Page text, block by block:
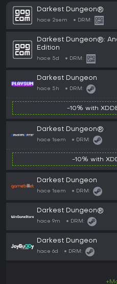
Darkest Dungeon®
hace 2sem DRM:
Darkest Dungeon®:
Edition
hace 5d DRM:
Darkest Dungeon
hace 5h DRM:
-10% with
Darkest Dungeon®
hace 1sem DRM:
-10% with
Darkest Dungeon
hace 1sem DRM:
Darkest Dungeon®
hace 9m DRM:
Darkest Dungeon
hace 6d DRM: